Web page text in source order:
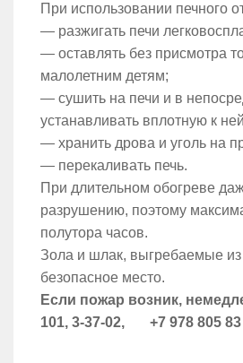
При использовании печного
— разжигать печи
— оставлять без присмотра
малолетним детям;
— сушить на печи и в
устанавливать вплотную к
— хранить дрова и уголь на
— перекаливать печь.
При длительном обогреве
разрушению, поэтому
полутора часов.
Зола и шлак, выгребаемые из
безопасное место.
Если пожар возник,
101, 3-37-02, +7 978 805 83